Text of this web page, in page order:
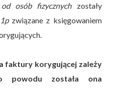
osób fizycznychzostały
związane z księgowaniem
faktury korygującej zależy
została ona